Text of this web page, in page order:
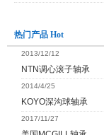
热门产品 Hot
2013/12/12
NTN调心滚子轴承
2014/4/25
KOYO深沟球轴承
2017/11/27